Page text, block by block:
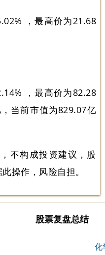
，最高价为21.68
，最高价为82.28
当前市值为829.07亿
不构成投资建议，股
操作，风险自担。
股票复盘总结
化